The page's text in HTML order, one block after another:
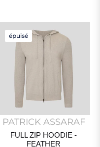
épuisé
PATRICK ASSARAF
FULL ZIP HOODIE -
FEATHER